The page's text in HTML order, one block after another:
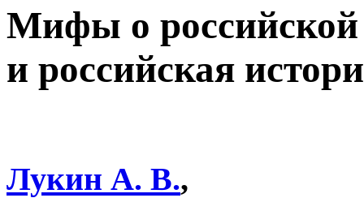
Мифы о российской
и российская
Лукин А. В.,